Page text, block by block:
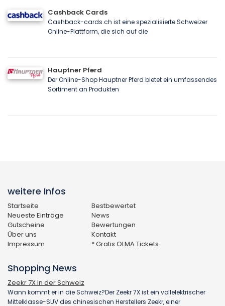
Cashback Cards
Cashback-cards.ch ist eine spezialisierte Schweizer
Online-Plattform, die sich auf die
Hauptner Pferd
Der Online-Shop Hauptner Pferd bietet ein umfassendes
Sortiment an Produkten
weitere Infos
Startseite
Bestbewertet
Neueste Einträge
News
Gutscheine
Bewertungen
Über uns
Kontakt
Impressum
* Gratis OLMA Tickets
Shopping News
Zeekr 7X in der Schweiz
Wann kommt er in die Schweiz?Der Zeekr 7X ist ein vollelektrischer
Mittelklasse-SUV des chinesischen Herstellers Zeekr, einer